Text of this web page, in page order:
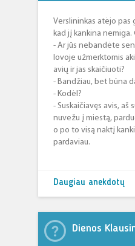
Verslininkas atėjo pas
kad jį kankina nemiga.
- Ar jūs nebandėte
lovoje užmerktomis
avių ir jas skaičiuoti?
- Bandžiau, bet būna
- Kodėl?
- Suskaičiavęs avis, aš
nuvežu į miestą,
o po to visą naktį
pardaviau.
Daugiau anekdotų
Dienos